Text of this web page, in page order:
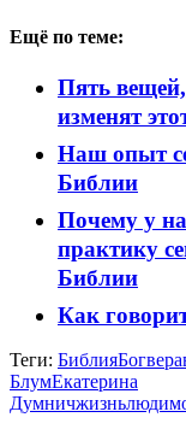
Ещё по теме:
Пять
изменят
Наш опыт
Библии
Почему у
практику
Библии
Как
Теги: БиблияБогвера
БлумЕкатерина
Думничжизньлюди